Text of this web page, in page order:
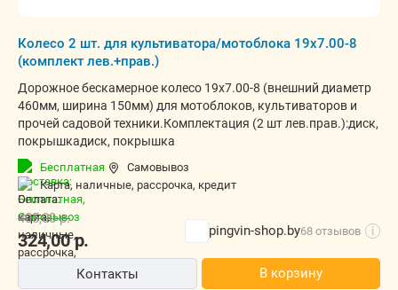
Колесо 2 шт. для культиватора/мотоблока 19x7.00-8
(комплект лев.+прав.)
Дорожное бескамерное колесо 19х7.00-8 (внешний диаметр
460мм, ширина 150мм) для мотоблоков, культиваторов и
прочей садовой техники.Комплектация (2 шт лев.прав.):диск,
покрышкадиск, покрышка
Бесплатная
Самовывоз
карта, наличные, рассрочка, кредит
324,00р.
405,00р.
pingvin-shop.by68 отзывов i
Контакты В корзину